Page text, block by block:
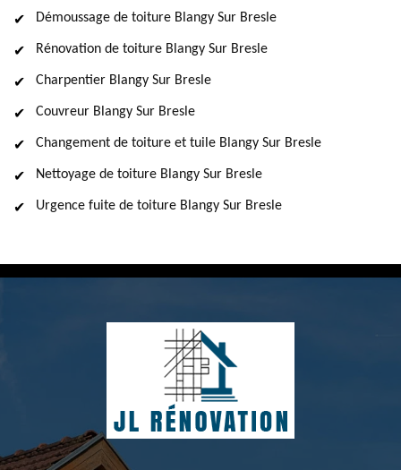
Démoussage de toiture Blangy Sur Bresle
Rénovation de toiture Blangy Sur Bresle
Charpentier Blangy Sur Bresle
Couvreur Blangy Sur Bresle
Changement de toiture et tuile Blangy Sur Bresle
Nettoyage de toiture Blangy Sur Bresle
Urgence fuite de toiture Blangy Sur Bresle